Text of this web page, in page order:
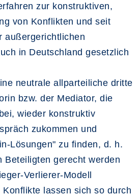
zur konstruktiven,
von Konflikten und seit
außergerichtlichen
in Deutschland gesetzlich
neutrale allparteiliche dritte
bzw. der Mediator, die
wieder konstruktiv
zukommen und
Lösungen" zu finden, d. h.
Beteiligten gerecht werden
Verlierer-Modell
lassen sich so durch